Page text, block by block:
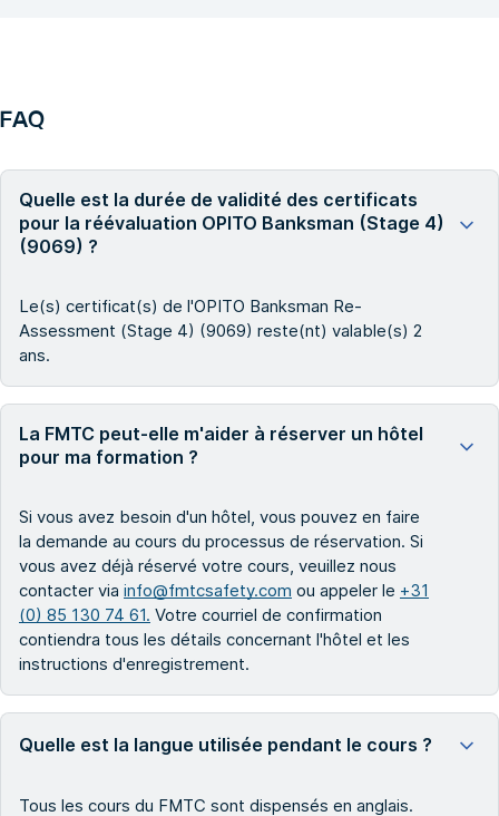
FAQ
Quelle est la durée de validité des certificats
pour la réévaluation OPITO Banksman (Stage 4)
(9069) ?
Le(s) certificat(s) de l'OPITO Banksman Re-
Assessment (Stage 4) (9069) reste(nt) valable(s) 2
ans.
La FMTC peut-elle m'aider à réserver un hôtel
pour ma formation ?
Si vous avez besoin d'un hôtel, vous pouvez en faire
la demande au cours du processus de réservation. Si
vous avez déjà réservé votre cours, veuillez nous
contacter via info@fmtcsafety.com ou appeler le +31
(0) 85 130 74 61. Votre courriel de confirmation
contiendra tous les détails concernant l'hôtel et les
instructions d'enregistrement.
Quelle est la langue utilisée pendant le cours ?
Tous les cours du FMTC sont dispensés en anglais.